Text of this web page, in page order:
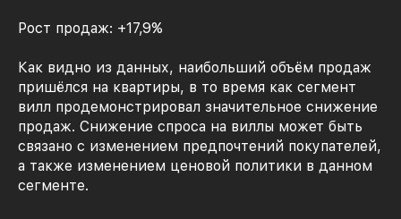
Рост продаж: +17,9%
Как видно из данных, наибольший объём продаж
пришёлся на квартиры, в то время как сегмент
вилл продемонстрировал значительное снижение
продаж. Снижение спроса на виллы может быть
связано с изменением предпочтений покупателей,
а также изменением ценовой политики в данном
сегменте.